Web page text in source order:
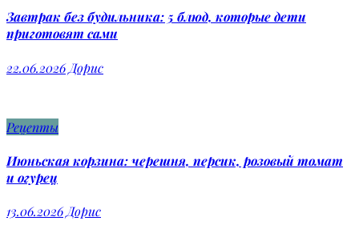
Завтрак без будильника: 5 блюд, которые дети
приготовят сами
22.06.2026 Дорис
Рецепты
Июньская корзина: черешня, персик, розовый томат
и огурец
13.06.2026 Дорис